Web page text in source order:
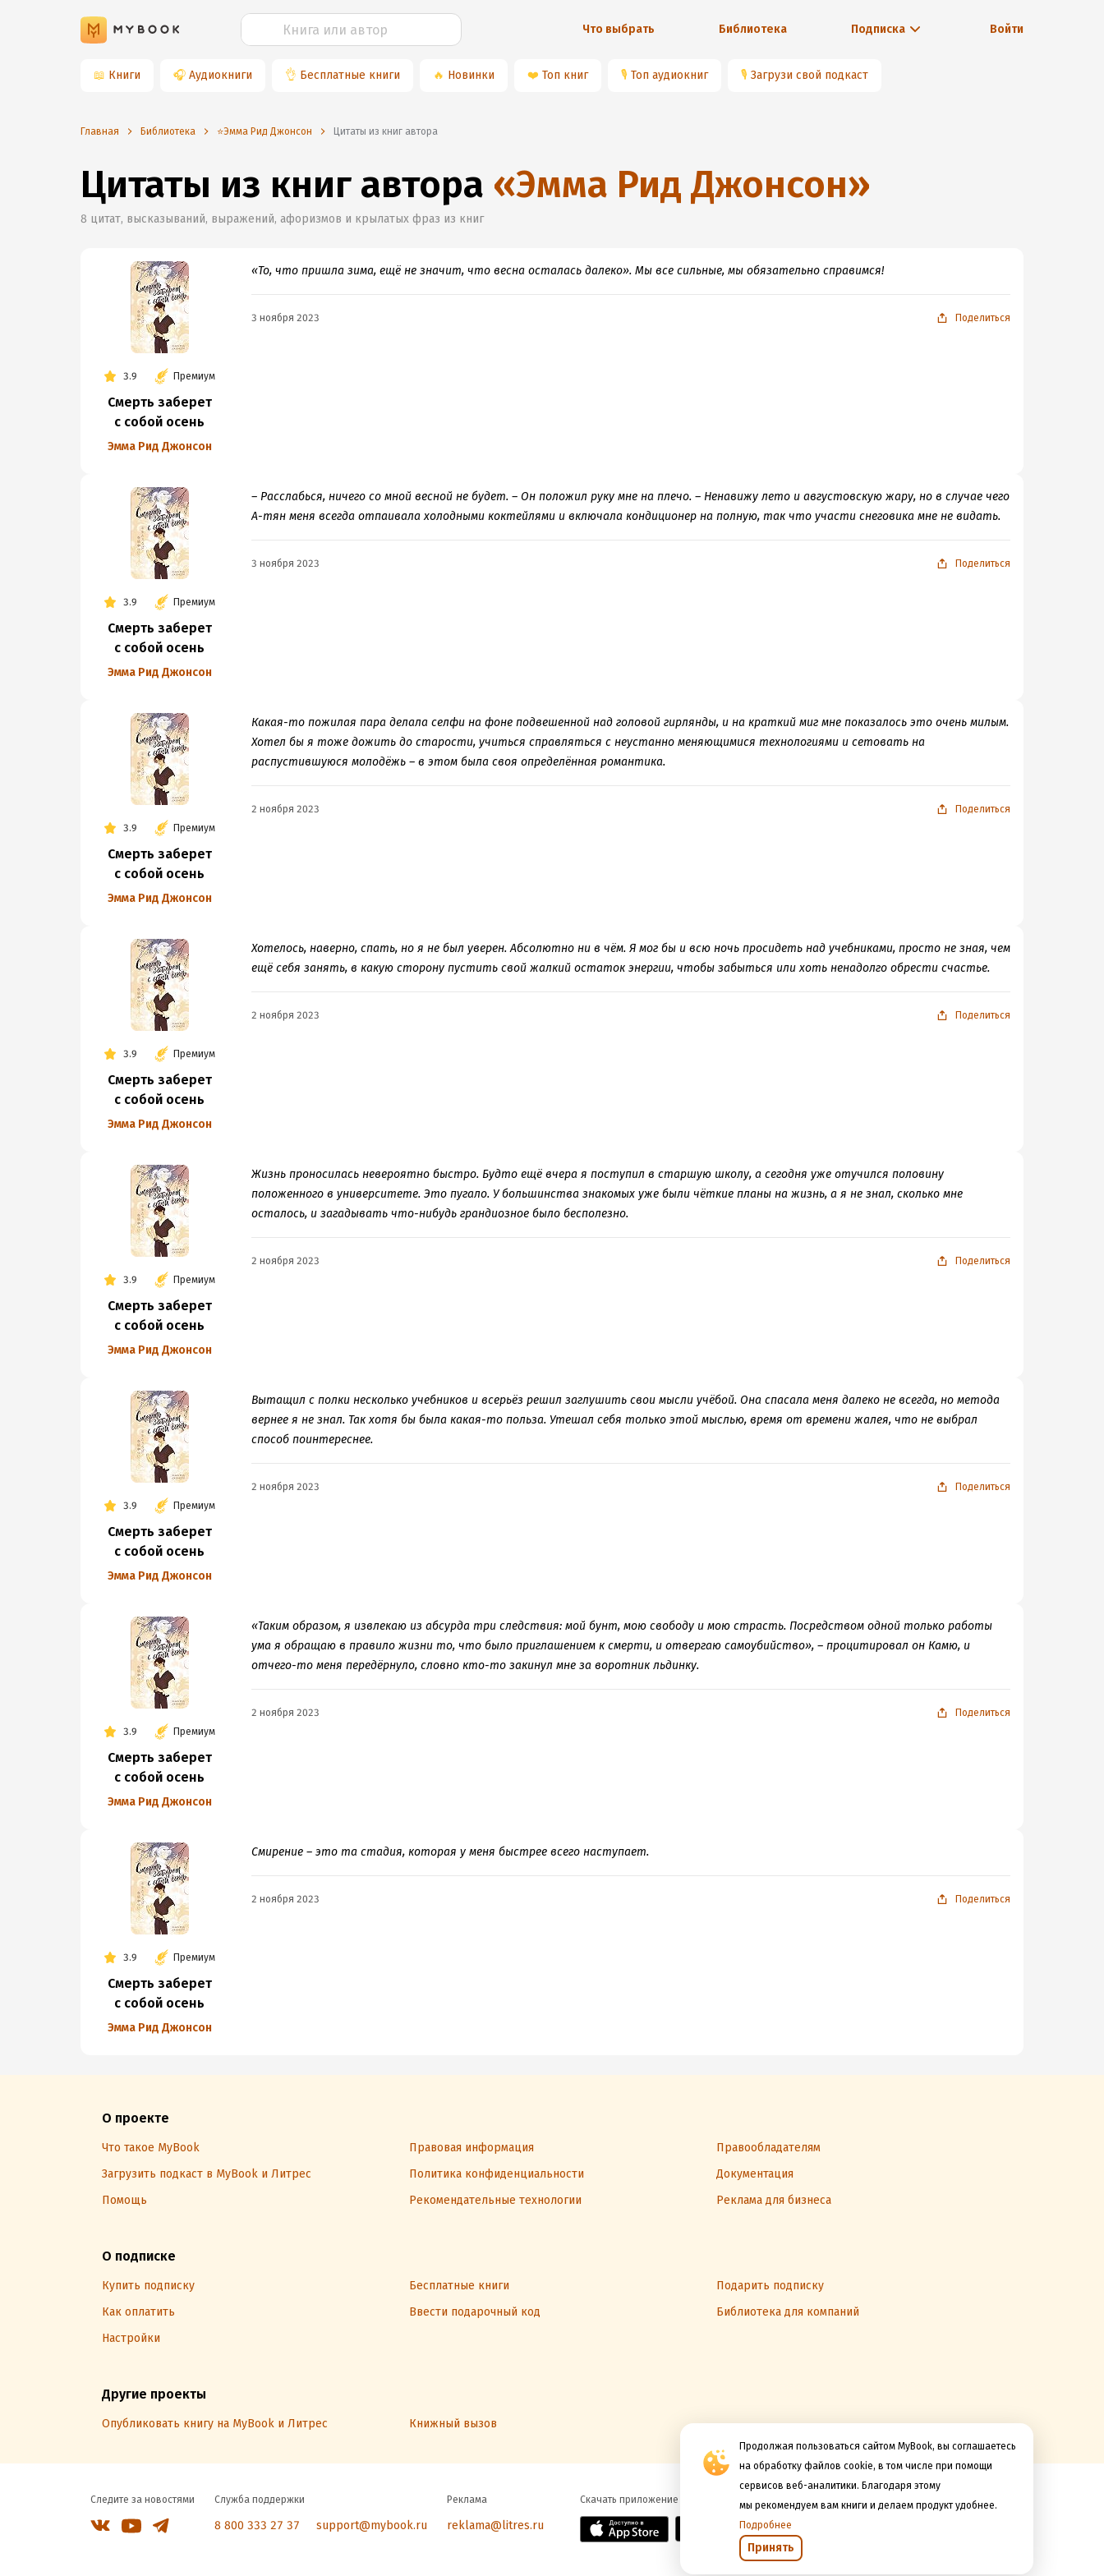
Что выбрать Библиотека Подписка Войти
📖 Книги 🎧 Аудиокниги 👌 Бесплатные книги 🔥 Новинки ❤️ Топ книг 🎙 Топ аудиокниг 🎙 Загрузи свой подкаст
Продолжая пользоваться сайтом MyBook, вы соглашаетесь
на обработку файлов cookie, в том числе при помощи
сервисов веб-аналитики. Благодаря этому
мы рекомендуем вам книги и делаем продукт удобнее.
Подробнее
Принять
Главная Библиотека ⭐️Эмма Рид Джонсон Цитаты из книг автора
Цитаты из книг автора «Эмма Рид Джонсон»
8 цитат, высказываний, выражений, афоризмов и крылатых фраз из книг
3.9 Премиум
Смерть заберет
с собой осень
Эмма Рид Джонсон
«То, что пришла зима, ещё не значит, что весна осталась далеко». Мы все сильные, мы обязательно справимся!
3 ноября 2023 Поделиться
3.9 Премиум
Смерть заберет
с собой осень
Эмма Рид Джонсон
– Расслабься, ничего со мной весной не будет. – Он положил руку мне на плечо. – Ненавижу лето и августовскую жару, но в случае чего
А-тян меня всегда отпаивала холодными коктейлями и включала кондиционер на полную, так что участи снеговика мне не видать.
3 ноября 2023 Поделиться
3.9 Премиум
Смерть заберет
с собой осень
Эмма Рид Джонсон
Какая-то пожилая пара делала селфи на фоне подвешенной над головой гирлянды, и на краткий миг мне показалось это очень милым.
Хотел бы я тоже дожить до старости, учиться справляться с неустанно меняющимися технологиями и сетовать на
распустившуюся молодёжь – в этом была своя определённая романтика.
2 ноября 2023 Поделиться
3.9 Премиум
Смерть заберет
с собой осень
Эмма Рид Джонсон
Хотелось, наверно, спать, но я не был уверен. Абсолютно ни в чём. Я мог бы и всю ночь просидеть над учебниками, просто не зная, чем
ещё себя занять, в какую сторону пустить свой жалкий остаток энергии, чтобы забыться или хоть ненадолго обрести счастье.
2 ноября 2023 Поделиться
3.9 Премиум
Смерть заберет
с собой осень
Эмма Рид Джонсон
Жизнь проносилась невероятно быстро. Будто ещё вчера я поступил в старшую школу, а сегодня уже отучился половину
положенного в университете. Это пугало. У большинства знакомых уже были чёткие планы на жизнь, а я не знал, сколько мне
осталось, и загадывать что-нибудь грандиозное было бесполезно.
2 ноября 2023 Поделиться
3.9 Премиум
Смерть заберет
с собой осень
Эмма Рид Джонсон
Вытащил с полки несколько учебников и всерьёз решил заглушить свои мысли учёбой. Она спасала меня далеко не всегда, но метода
вернее я не знал. Так хотя бы была какая-то польза. Утешал себя только этой мыслью, время от времени жалея, что не выбрал
способ поинтереснее.
2 ноября 2023 Поделиться
3.9 Премиум
Смерть заберет
с собой осень
Эмма Рид Джонсон
«Таким образом, я извлекаю из абсурда три следствия: мой бунт, мою свободу и мою страсть. Посредством одной только работы
ума я обращаю в правило жизни то, что было приглашением к смерти, и отвергаю самоубийство», – процитировал он Камю, и
отчего-то меня передёрнуло, словно кто-то закинул мне за воротник льдинку.
2 ноября 2023 Поделиться
3.9 Премиум
Смерть заберет
с собой осень
Эмма Рид Джонсон
Смирение – это та стадия, которая у меня быстрее всего наступает.
2 ноября 2023 Поделиться
О проекте
Что такое MyBook Правовая информация
Правообладателям
Загрузить подкаст в MyBook и Литрес
Политика конфиденциальности
Документация
Помощь
Рекомендательные технологии Реклама для бизнеса
О подписке
Купить подписку Бесплатные книги
Подарить подписку
Как оплатить
Ввести подарочный код
Библиотека для компаний
Настройки
Другие проекты
Опубликовать книгу на MyBook и Литрес Книжный вызов
Следите за новостями Служба поддержки
8 800 333 27 37 support@mybook.ru
Реклама
reklama@litres.ru
Скачать приложение